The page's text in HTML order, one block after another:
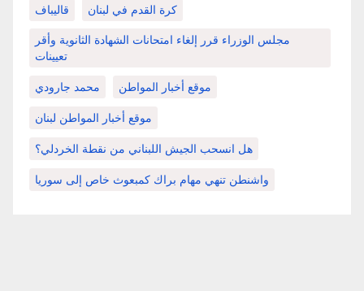
قاليباف كرة القدم في لبنان
مجلس الوزراء قرر إلغاء امتحانات الشهادة الثانوية وأقر
تعيينات
محمد جارودي موقع أخبار المواطن
موقع أخبار المواطن لبنان
هل انسحب الجيش اللبناني من نقطة الخردلي؟
واشنطن تنهي مهام براك كمبعوث خاص إلى سوريا